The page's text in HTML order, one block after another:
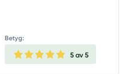
Betyg:
5 av 5